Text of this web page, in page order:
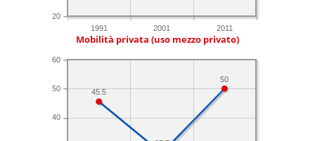
1991 2001 2011
20
Mobilità privata (uso mezzo privato)
40
50
60
50
45.5